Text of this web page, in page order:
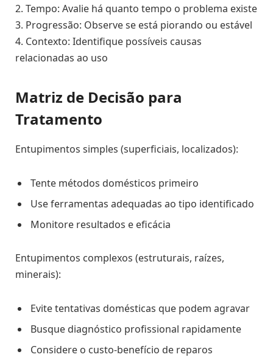
2. Tempo: Avalie há quanto tempo o problema existe
3. Progressão: Observe se está piorando ou estável
4. Contexto: Identifique possíveis causas
relacionadas ao uso
Matriz de Decisão para
Tratamento
Entupimentos simples (superficiais, localizados):
Tente métodos domésticos primeiro
Use ferramentas adequadas ao tipo identificado
Monitore resultados e eficácia
Entupimentos complexos (estruturais, raízes,
minerais):
Evite tentativas domésticas que podem agravar
Busque diagnóstico profissional rapidamente
Considere o custo-benefício de reparos